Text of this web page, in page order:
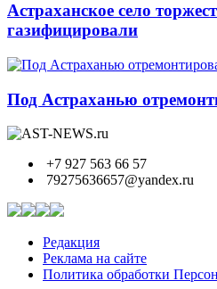
Астраханское село
газифицировали
Под Астраханью
+7 927 563 66 57
79275636657@yandex.ru
Редакция
Реклама на сайте
Политика обработки